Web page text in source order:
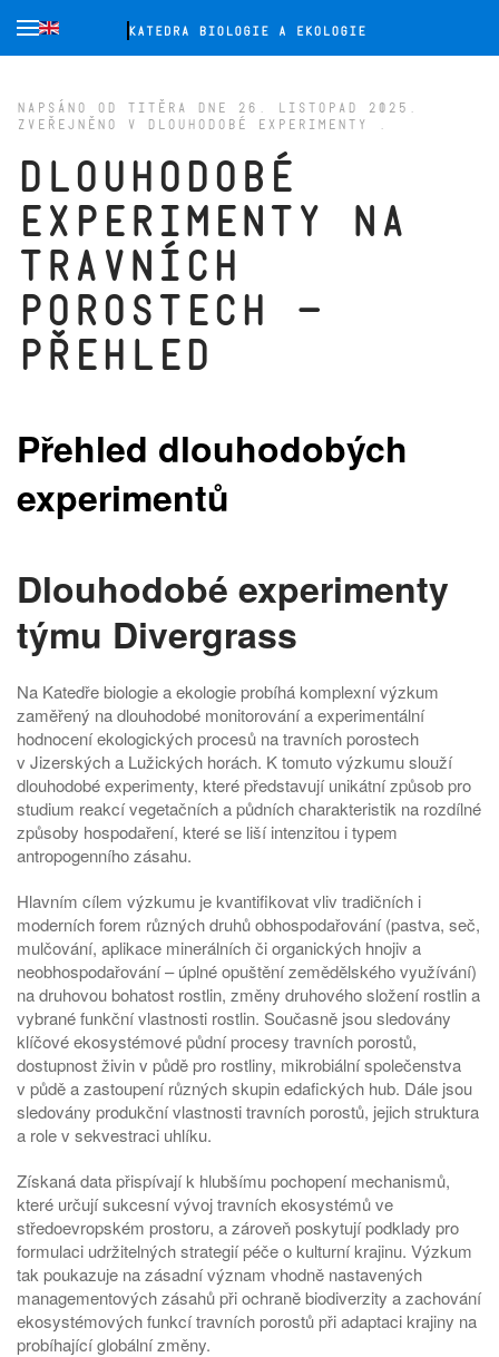
Přejít na hlavní obsah
NAPSÁNO OD TITĚRA DNE 26. LISTOPAD 2025 .
ZVEŘEJNĚNO V DLOUHODOBÉ EXPERIMENTY .
Dlouhodobé
experimenty na
travních
porostech –
přehled
Přehled dlouhodobých
experimentů
Dlouhodobé experimenty
týmu Divergrass
Na Katedře biologie a ekologie probíhá komplexní výzkum
zaměřený na dlouhodobé monitorování a experimentální
hodnocení ekologických procesů na travních porostech
v Jizerských a Lužických horách. K tomuto výzkumu slouží
dlouhodobé experimenty, které představují unikátní způsob pro
studium reakcí vegetačních a půdních charakteristik na rozdílné
způsoby hospodaření, které se liší intenzitou i typem
antropogenního zásahu.
Hlavním cílem výzkumu je kvantifikovat vliv tradičních i
moderních forem různých druhů obhospodařování (pastva, seč,
mulčování, aplikace minerálních či organických hnojiv a
neobhospodařování – úplné opuštění zemědělského využívání)
na druhovou bohatost rostlin, změny druhového složení rostlin a
vybrané funkční vlastnosti rostlin. Současně jsou sledovány
klíčové ekosystémové půdní procesy travních porostů,
dostupnost živin v půdě pro rostliny, mikrobiální společenstva
v půdě a zastoupení různých skupin edafických hub. Dále jsou
sledovány produkční vlastnosti travních porostů, jejich struktura
a role v sekvestraci uhlíku.
Získaná data přispívají k hlubšímu pochopení mechanismů,
které určují sukcesní vývoj travních ekosystémů ve
středoevropském prostoru, a zároveň poskytují podklady pro
formulaci udržitelných strategií péče o kulturní krajinu. Výzkum
tak poukazuje na zásadní význam vhodně nastavených
managementových zásahů při ochraně biodiverzity a zachování
ekosystémových funkcí travních porostů při adaptaci krajiny na
probíhající globální změny.